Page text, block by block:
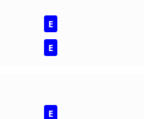
E
E
E